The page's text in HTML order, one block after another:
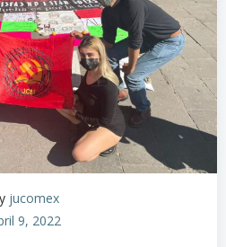
jucomex
9, 2022